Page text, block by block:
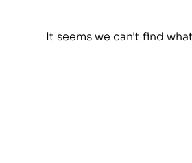
It seems we can't find